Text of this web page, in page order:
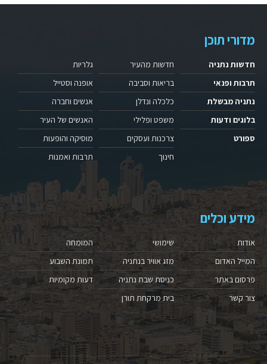
מדורי תוכן
חדשות נתניה
תרבות ופנאי
נתניה מבשלת
בלוגים ודעות
ספורט
חדשות מהעיר
בריאות וסביבה
כלכלה ונדלן
משפט ופלילי
צרכנות ועסקים
חינוך
גלריות
אופנה וסטייל
אנשים וחברה
האנשים של העיר
מוסיקה והופעות
תרבות ואמנות
מידע וכלים
אודות
המייל האדום
פרסום באתר
צור קשר
שימושי
מזג אוויר בנתניה
כניסת שבת נתניה
בית מרקחת תורן
המומחה
תמונת השבוע
דעות מקומיות